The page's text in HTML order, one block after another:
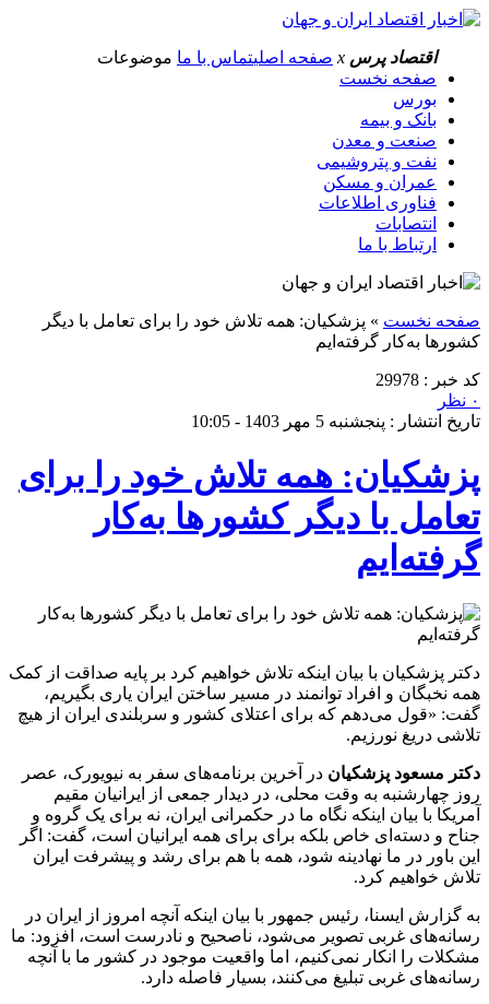
اقتصاد پرس x صفحه اصلیتماس با ما موضوعات
صفحه نخست
بورس
بانک و بیمه
صنعت و معدن
نفت و پتروشیمی
عمران و مسکن
فناوری اطلاعات
انتصابات
ارتباط با ما
صفحه نخست » پزشکیان: همه تلاش خود را برای تعامل با دیگر
کشورها به‌کار گرفته‌ایم
کد خبر : 29978
۰ نظر
تاریخ انتشار : پنجشنبه 5 مهر 1403 - 10:05
پزشکیان: همه تلاش خود را برای
تعامل با دیگر کشورها به‌کار
گرفته‌ایم
دکتر پزشکیان با بیان اینکه تلاش خواهیم کرد بر پایه صداقت از کمک
همه نخبگان و افراد توانمند در مسیر ساختن ایران یاری بگیریم،
گفت: «قول می‌دهم که برای اعتلای کشور و سربلندی ایران از هیچ
تلاشی دریغ نورزیم.
دکتر مسعود پزشکیان در آخرین برنامه‌های سفر به نیویورک، عصر
روز چهارشنبه به وقت محلی، در دیدار جمعی از ایرانیان مقیم
آمریکا با بیان اینکه نگاه ما در حکمرانی ایران، نه برای یک گروه و
جناح و دسته‌ای خاص بلکه برای برای همه ایرانیان است، گفت: اگر
این باور در ما نهادینه شود، همه با هم برای رشد و پیشرفت ایران
تلاش خواهیم کرد.
به گزارش ایسنا، رئیس جمهور با بیان اینکه آنچه امروز از ایران در
رسانه‌های غربی تصویر می‌شود، ناصحیح و نادرست است، افزود: ما
مشکلات را انکار نمی‌کنیم، اما واقعیت موجود در کشور ما با آنچه
رسانه‌های غربی تبلیغ می‌کنند، بسیار فاصله دارد.